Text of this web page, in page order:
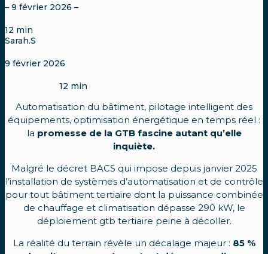
– 9 février 2026 –
12 min
Sarah.S
9 février 2026
12 min
Automatisation du bâtiment, pilotage intelligent des
équipements, optimisation énergétique en temps réel :
la promesse de la GTB fascine autant qu’elle
inquiète.
Malgré le décret BACS qui impose depuis janvier 2025
l’installation de systèmes d’automatisation et de contrôle
pour tout bâtiment tertiaire dont la puissance combinée
de chauffage et climatisation dépasse 290 kW, le
déploiement gtb tertiaire peine à décoller.
La réalité du terrain révèle un décalage majeur : 85 %